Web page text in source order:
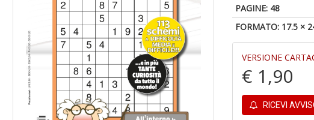
PAGINE: 48
FORMATO: 17.5 ×
VERSIONE
€ 1,90
RICEVI